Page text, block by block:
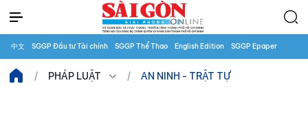
中文 SGGP Đầu tư Tài chính SGGP Thể Thao English Edition SGGP Epaper
PHÁP LUẬT AN NINH - TRẬT TỰ